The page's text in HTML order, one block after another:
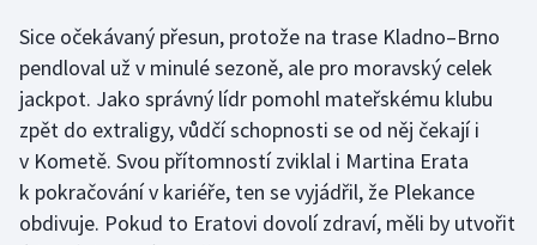
Sice očekávaný přesun, protože na trase Kladno–Brno
pendloval už v minulé sezoně, ale pro moravský celek
jackpot. Jako správný lídr pomohl mateřskému klubu
zpět do extraligy, vůdčí schopnosti se od něj čekají i
v Kometě. Svou přítomností zviklal i Martina Erata
k pokračování v kariéře, ten se vyjádřil, že Plekance
obdivuje. Pokud to Eratovi dovolí zdraví, měli by utvořit